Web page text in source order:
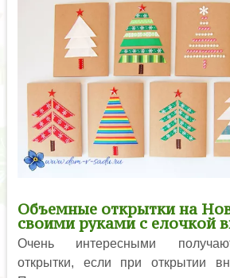
Объемные открытки на
своими руками с елочкой
Очень интересными
открытки, если при открытии